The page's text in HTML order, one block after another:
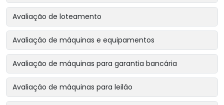
Avaliação de loteamento
Avaliação de máquinas e equipamentos
Avaliação de máquinas para garantia bancária
Avaliação de máquinas para leilão